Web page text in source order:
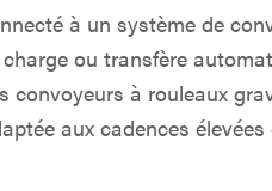
à un système de
ou transfère
convoyeurs à rouleaux
aux cadences élevées